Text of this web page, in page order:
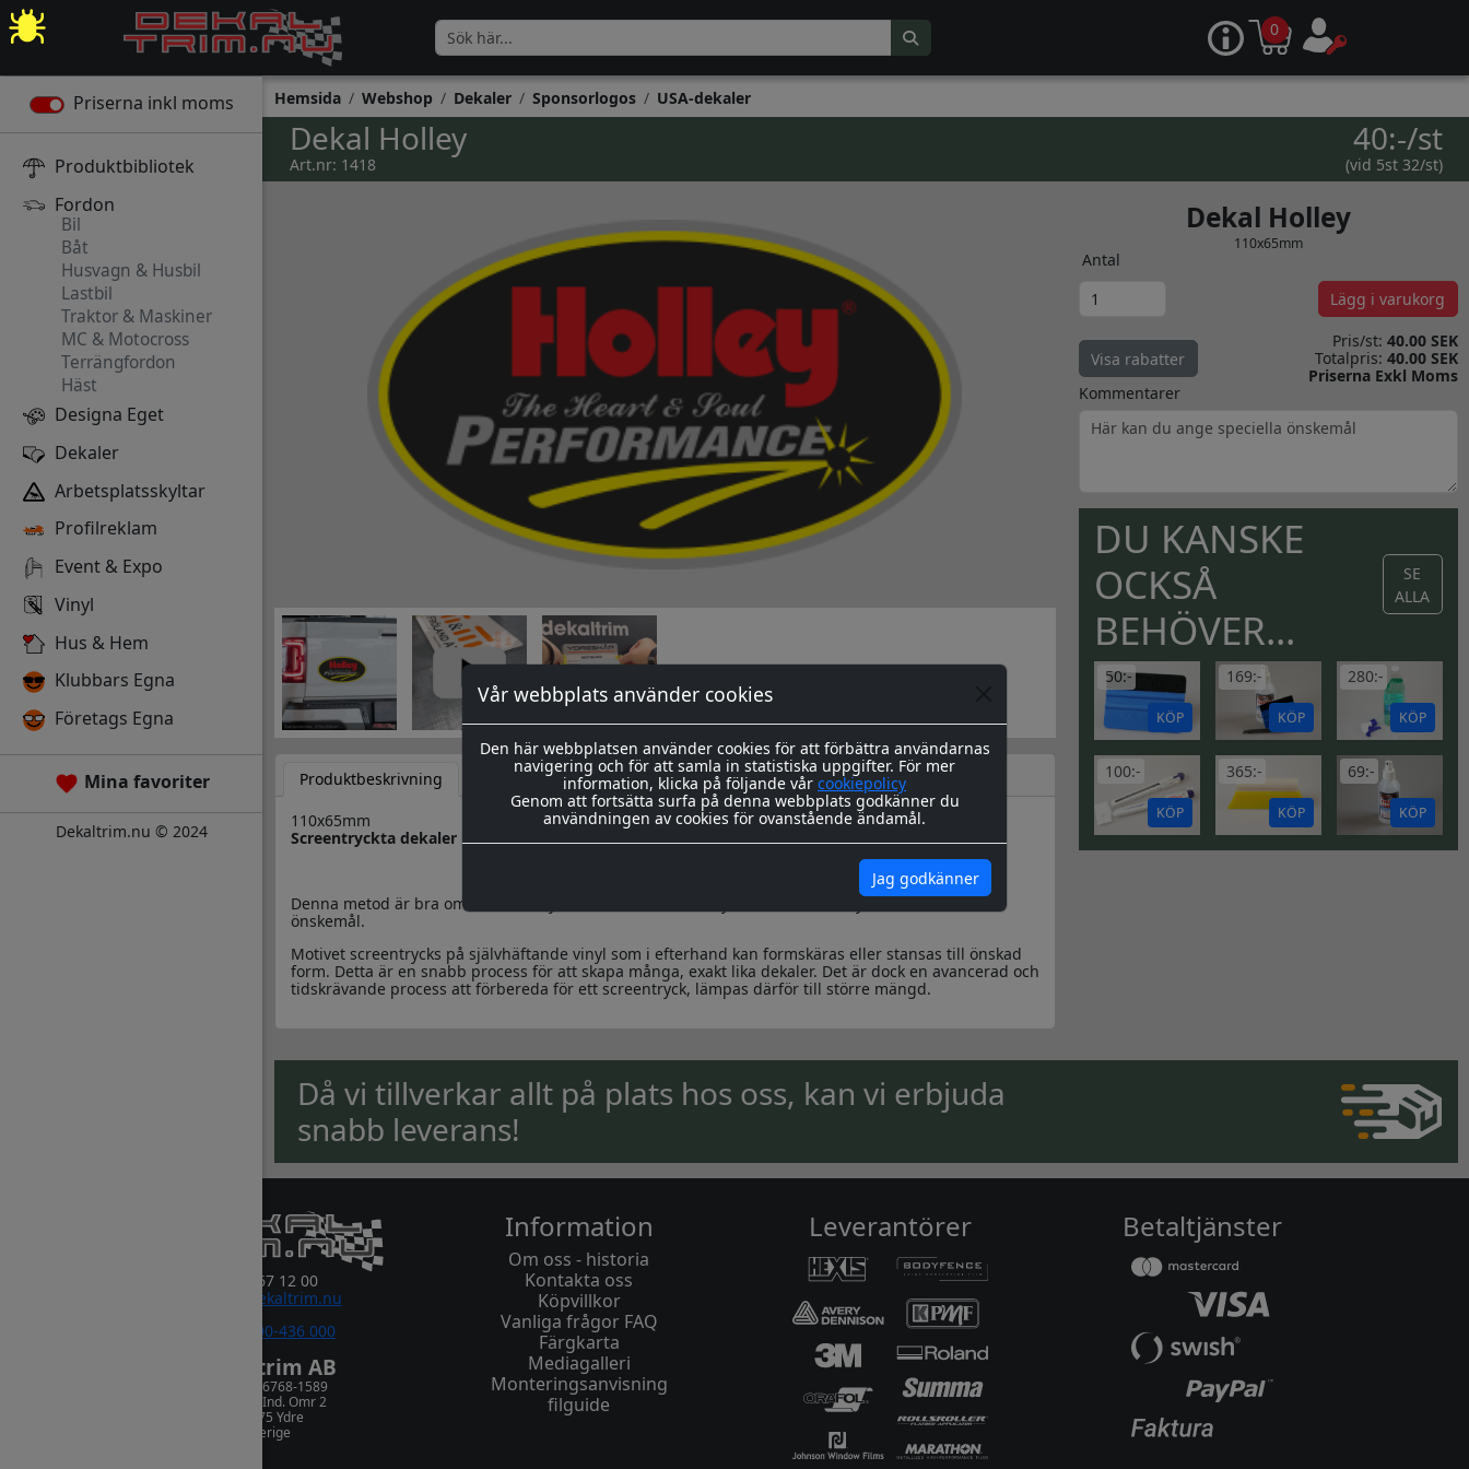
Vår webbplats använder cookies
Den här webbplatsen använder cookies för att förbättra användarnas
navigering och för att samla in statistiska uppgifter. För mer
information, klicka på följande vår cookiepolicy
Genom att fortsätta surfa på denna webbplats godkänner du
användningen av cookies för ovanstående ändamål.
Jag godkänner
0
Priserna inkl moms
Produktbibliotek
Fordon
Bil
Båt
Husvagn & Husbil
Lastbil
Traktor & Maskiner
MC & Motocross
Terrängfordon
Häst
Designa Eget
Dekaler
Arbetsplatsskyltar
Profilreklam
Event & Expo
Vinyl
Hus & Hem
Klubbars Egna
Företags Egna
Mina favoriter
Dekaltrim.nu © 2024
Hemsida Webshop Dekaler Sponsorlogos USA-dekaler
Dekal Holley
Art.nr: 1418
40:-/st
(vid 5st 32/st)
Produktbeskrivning
Dokument
110x65mm
Screentryckta dekaler
Denna metod är bra om man ska trycka dekaler i större volymer. Vi skräddarsyr dem efter dina
önskemål.
Motivet screentrycks på självhäftande vinyl som i efterhand kan formskäras eller stansas till önskad
form. Detta är en snabb process för att skapa många, exakt lika dekaler. Det är dock en avancerad och
tidskrävande process att förbereda för ett screentryck, lämpas därför till större mängd.
Dekal Holley
110x65mm
Antal
Lägg i varukorg
Visa rabatter
Pris/st: 40.00 SEK
Totalpris: 40.00 SEK
Priserna Exkl Moms
Kommentarer
DU KANSKE
OCKSÅ
BEHÖVER...
SE
ALLA
50:-
KÖP
169:-
KÖP
280:-
KÖP
100:-
KÖP
365:-
KÖP
69:-
KÖP
Då vi tillverkar allt på plats hos oss, kan vi erbjuda
snabb leverans!
0381-67 12 00
order@dekaltrim.nu
0700-436 000
Dekaltrim AB
Orgnr. 556768-1589
Rydsnäs Ind. Omr 2
573 75 Ydre
Sverige
Information
Om oss - historia
Kontakta oss
Köpvillkor
Vanliga frågor FAQ
Färgkarta
Mediagalleri
Monteringsanvisning
filguide
Leverantörer Betaltjänster